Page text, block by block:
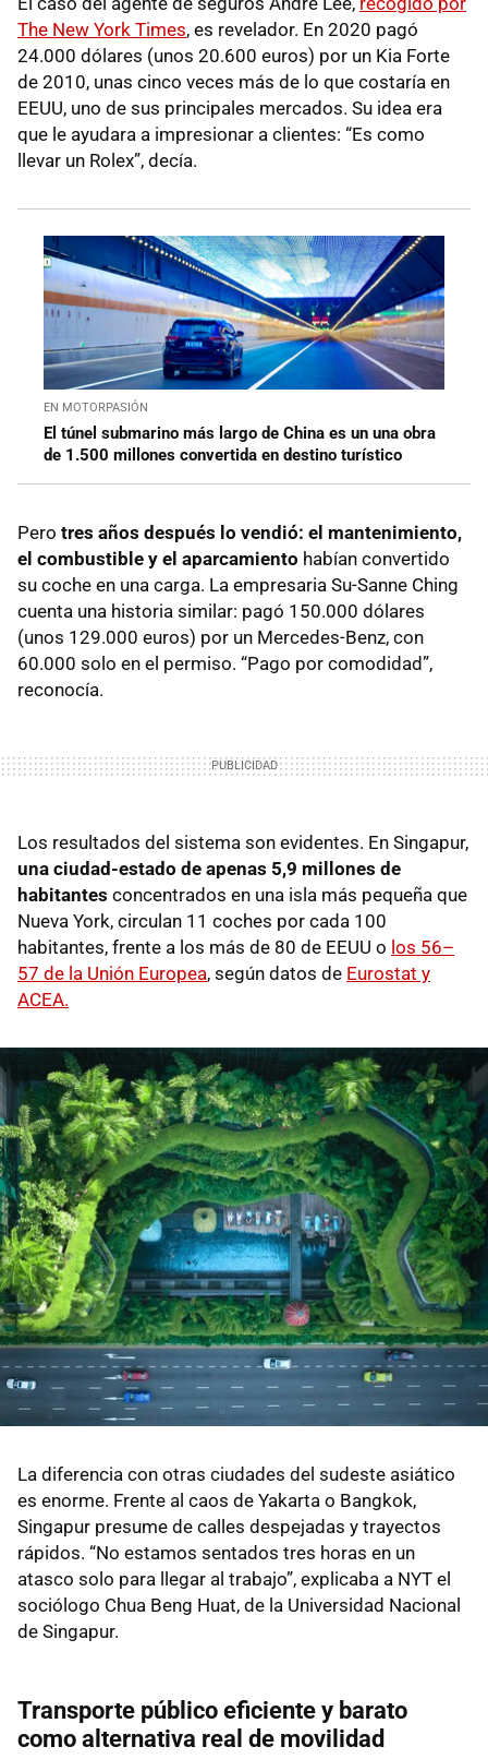
The New York Times, es revelador. En 2020 pagó
24.000 dólares (unos 20.600 euros) por un Kia Forte
de 2010, unas cinco veces más de lo que costaría en
EEUU, uno de sus principales mercados. Su idea era
que le ayudara a impresionar a clientes: “Es como
llevar un Rolex”, decía.
EN MOTORPASIÓN
El túnel submarino más largo de China es un una obra
de 1.500 millones convertida en destino turístico
Pero tres años después lo vendió: el mantenimiento,
el combustible y el aparcamiento habían convertido
su coche en una carga. La empresaria Su-Sanne Ching
cuenta una historia similar: pagó 150.000 dólares
(unos 129.000 euros) por un Mercedes-Benz, con
60.000 solo en el permiso. “Pago por comodidad”,
reconocía.
Los resultados del sistema son evidentes. En Singapur,
una ciudad-estado de apenas 5,9 millones de
habitantes concentrados en una isla más pequeña que
Nueva York, circulan 11 coches por cada 100
habitantes, frente a los más de 80 de EEUU o los 56–
57 de la Unión Europea, según datos de Eurostat y
ACEA.
La diferencia con otras ciudades del sudeste asiático
es enorme. Frente al caos de Yakarta o Bangkok,
Singapur presume de calles despejadas y trayectos
rápidos. “No estamos sentados tres horas en un
atasco solo para llegar al trabajo”, explicaba a NYT el
sociólogo Chua Beng Huat, de la Universidad Nacional
de Singapur.
Transporte público eficiente y barato
como alternativa real de movilidad